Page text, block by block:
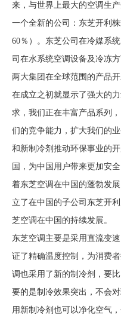
来，与世界上最大的空调生
一个全新的公司：东芝开利
60％）。东芝公司在冷媒系
司在水系统空调设备及冷冻
两大集团在全球范围的产品
在成立之初就显示了强大的
求，我们正在丰富产品系列
们的竞争能力，扩大我们的
和新制冷剂推动环保事业
国，为中国用户带来更加安
着东芝空调在中国的蓬勃发
立了在中国的子公司东芝开
芝空调在中国的持续发
东芝空调主要是采用直流变
证了精确温度控制，为消费
调也采用了新的制冷剂，要
要的是制冷效果突出，不会
用新制冷剂也可以净化空